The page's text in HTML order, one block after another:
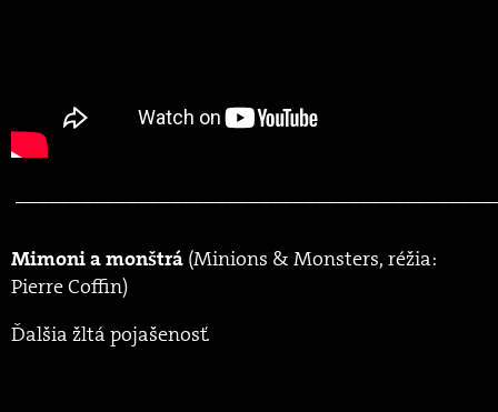
Mimoni a monštrá (Minions & Monsters, réžia:
Pierre Coffin)
Ďalšia žltá pojašenosť.